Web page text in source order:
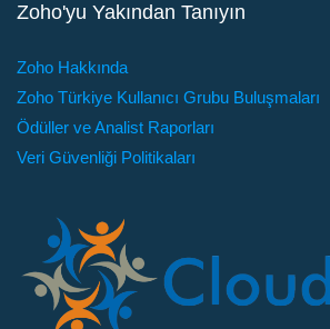
Zoho'yu Yakından Tanıyın
Zoho Hakkında
Zoho Türkiye Kullanıcı Grubu Buluşmaları
Ödüller ve Analist Raporları
Veri Güvenliği Politikaları